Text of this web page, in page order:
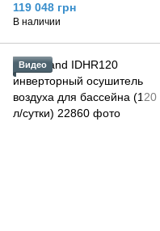
119 048 грн
В наличии
Видео